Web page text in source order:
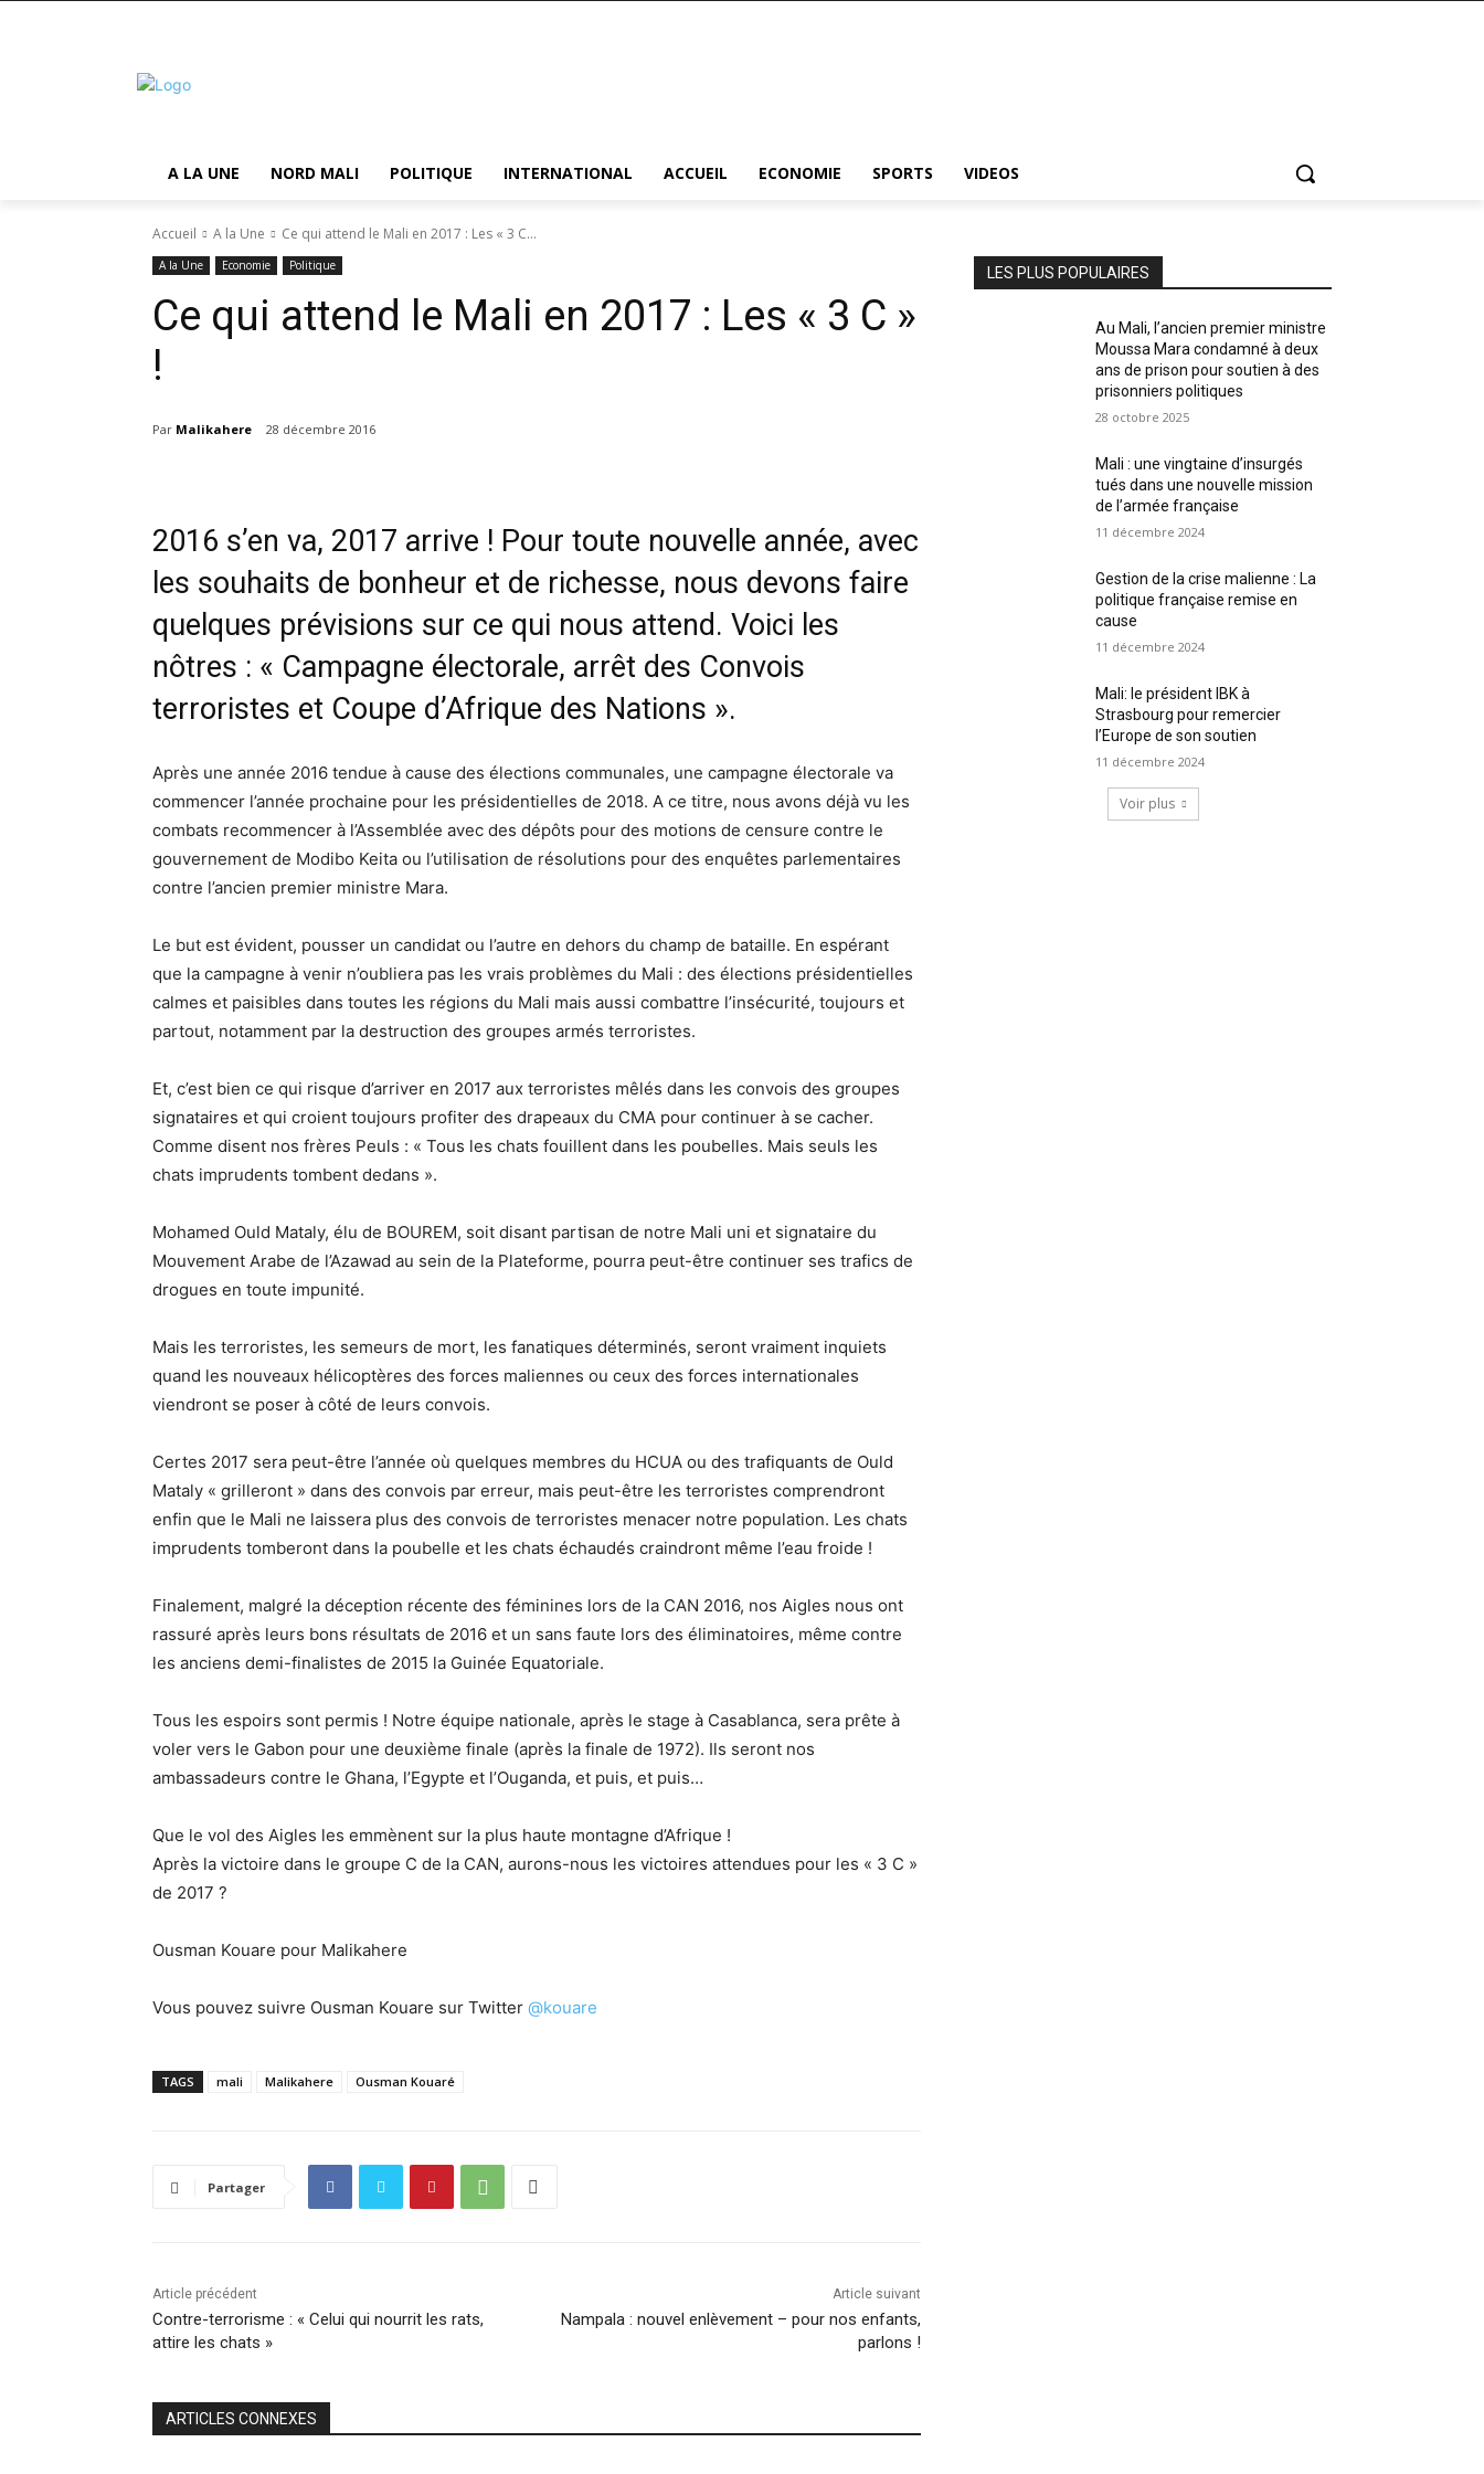
A LA UNE NORD MALI POLITIQUE INTERNATIONAL ACCUEIL ECONOMIE SPORTS VIDEOS
Accueil A la Une Ce qui attend le Mali en 2017 : Les « 3 C...
A la Une Economie Politique
Ce qui attend le Mali en 2017 : Les « 3 C »
!
Par Malikahere 28 décembre 2016
2016 s’en va, 2017 arrive ! Pour toute nouvelle année, avec
les souhaits de bonheur et de richesse, nous devons faire
quelques prévisions sur ce qui nous attend. Voici les
nôtres : « Campagne électorale, arrêt des Convois
terroristes et Coupe d’Afrique des Nations ».
Après une année 2016 tendue à cause des élections communales, une campagne électorale va
commencer l’année prochaine pour les présidentielles de 2018. A ce titre, nous avons déjà vu les
combats recommencer à l’Assemblée avec des dépôts pour des motions de censure contre le
gouvernement de Modibo Keita ou l’utilisation de résolutions pour des enquêtes parlementaires
contre l’ancien premier ministre Mara.
Le but est évident, pousser un candidat ou l’autre en dehors du champ de bataille. En espérant
que la campagne à venir n’oubliera pas les vrais problèmes du Mali : des élections présidentielles
calmes et paisibles dans toutes les régions du Mali mais aussi combattre l’insécurité, toujours et
partout, notamment par la destruction des groupes armés terroristes.
Et, c’est bien ce qui risque d’arriver en 2017 aux terroristes mêlés dans les convois des groupes
signataires et qui croient toujours profiter des drapeaux du CMA pour continuer à se cacher.
Comme disent nos frères Peuls : « Tous les chats fouillent dans les poubelles. Mais seuls les
chats imprudents tombent dedans ».
Mohamed Ould Mataly, élu de BOUREM, soit disant partisan de notre Mali uni et signataire du
Mouvement Arabe de l’Azawad au sein de la Plateforme, pourra peut-être continuer ses trafics de
drogues en toute impunité.
Mais les terroristes, les semeurs de mort, les fanatiques déterminés, seront vraiment inquiets
quand les nouveaux hélicoptères des forces maliennes ou ceux des forces internationales
viendront se poser à côté de leurs convois.
Certes 2017 sera peut-être l’année où quelques membres du HCUA ou des trafiquants de Ould
Mataly « grilleront » dans des convois par erreur, mais peut-être les terroristes comprendront
enfin que le Mali ne laissera plus des convois de terroristes menacer notre population. Les chats
imprudents tomberont dans la poubelle et les chats échaudés craindront même l’eau froide !
Finalement, malgré la déception récente des féminines lors de la CAN 2016, nos Aigles nous ont
rassuré après leurs bons résultats de 2016 et un sans faute lors des éliminatoires, même contre
les anciens demi-finalistes de 2015 la Guinée Equatoriale.
Tous les espoirs sont permis ! Notre équipe nationale, après le stage à Casablanca, sera prête à
voler vers le Gabon pour une deuxième finale (après la finale de 1972). Ils seront nos
ambassadeurs contre le Ghana, l’Egypte et l’Ouganda, et puis, et puis…
Que le vol des Aigles les emmènent sur la plus haute montagne d’Afrique !
Après la victoire dans le groupe C de la CAN, aurons-nous les victoires attendues pour les « 3 C »
de 2017 ?
Ousman Kouare pour Malikahere
Vous pouvez suivre Ousman Kouare sur Twitter @kouare
TAGS mali Malikahere Ousman Kouaré
Partager
Article précédent
Contre-terrorisme : « Celui qui nourrit les rats,
attire les chats »
Article suivant
Nampala : nouvel enlèvement – pour nos enfants,
parlons !
ARTICLES CONNEXES
LES PLUS POPULAIRES
Au Mali, l’ancien premier ministre
Moussa Mara condamné à deux
ans de prison pour soutien à des
prisonniers politiques
28 octobre 2025
Mali : une vingtaine d’insurgés
tués dans une nouvelle mission
de l’armée française
11 décembre 2024
Gestion de la crise malienne : La
politique française remise en
cause
11 décembre 2024
Mali: le président IBK à
Strasbourg pour remercier
l’Europe de son soutien
11 décembre 2024
Voir plus